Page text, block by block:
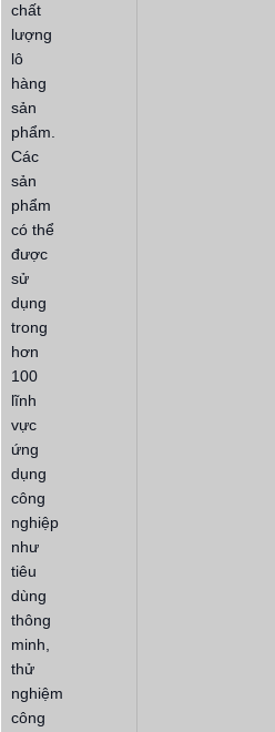
chất
lượng
lô
hàng
sản
phẩm.
Các
sản
phẩm
có thể
được
sử
dụng
trong
hơn
100
lĩnh
vực
ứng
dụng
công
nghiệp
như
tiêu
dùng
thông
minh,
thử
nghiệm
công